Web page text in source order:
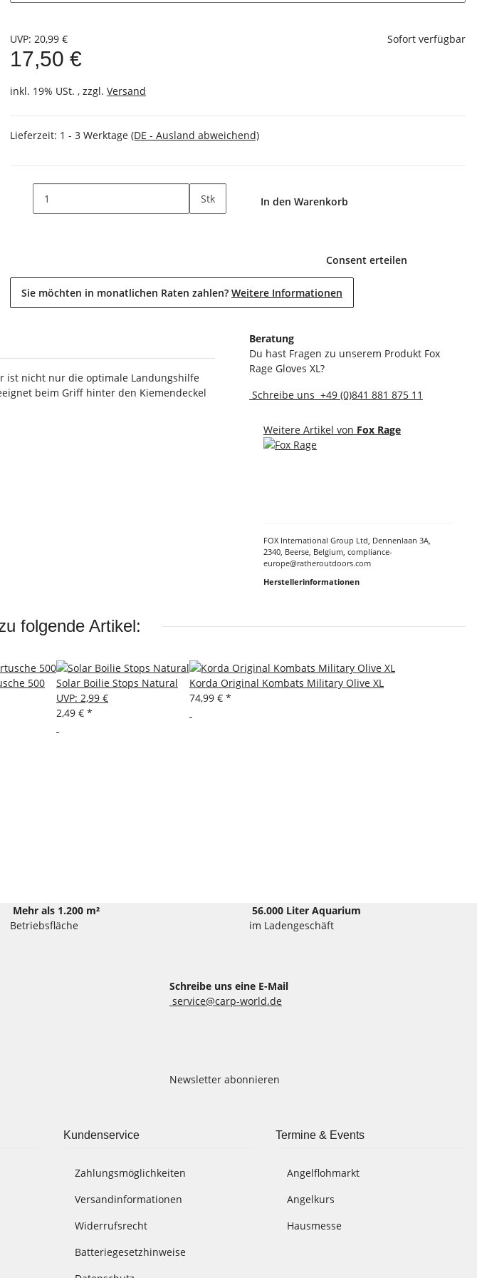
UVP: 20,99 €
17,50 €
inkl. 19% USt. , zzgl. Versand
Sofort verfügbar
Lieferzeit: 1 - 3 Werktage (DE - Ausland abweichend)
Stk In den Warenkorb
Consent erteilen
Sie möchten in monatlichen Raten zahlen? Weitere Informationen
ist nicht nur die optimale Landungshilfe
beim Griff hinter den Kiemendeckel
Beratung
Du hast Fragen zu unserem Produkt Fox
Rage Gloves XL?
Schreibe uns +49 (0)841 881 875 11
Weitere Artikel von Fox Rage
FOX International Group Ltd, Dennenlaan 3A,
2340, Beerse, Belgium, compliance-
europe@ratheroutdoors.com
Herstellerinformationen
folgende Artikel:
500
Solar Boilie Stops Natural
UVP: 2,99 €
2,49 € *
Korda Original Kombats Military Olive XL
74,99 € *
Mehr als 1.200 m²
Betriebsfläche
56.000 Liter Aquarium
im Ladengeschäft
Schreibe uns eine E-Mail
service@carp-world.de
Newsletter abonnieren
Kundenservice
Zahlungsmöglichkeiten
Versandinformationen
Widerrufsrecht
Batteriegesetzhinweise
Termine & Events
Angelflohmarkt
Angelkurs
Hausmesse